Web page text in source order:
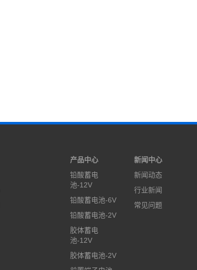
产品中心
铅酸蓄电
池-12V
铅酸蓄电池-6V
铅酸蓄电池-2V
胶体蓄电
池-12V
胶体蓄电池-2V
新闻中心
新闻动态
行业新闻
常见问题